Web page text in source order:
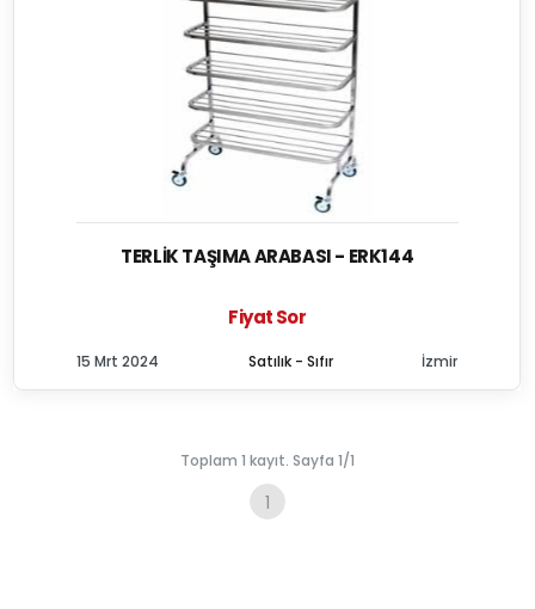
TERLIK TAŞIMA ARABASI - ERK144
Fiyat Sor
Satılık - Sıfır
15 Mrt 2024 İzmir
Toplam 1 kayıt. Sayfa 1/1
1